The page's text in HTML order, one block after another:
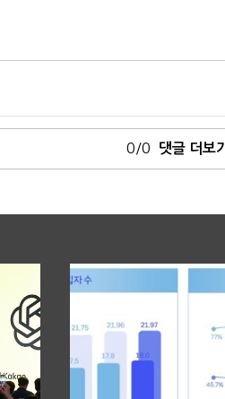
0/0 댓글 더보기